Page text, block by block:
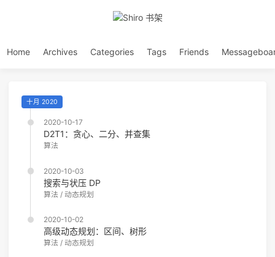
Home Archives Categories Tags Friends
十月 2020
2020-10-17
D2T1：贪心、二分、并查集
算法
2020-10-03
搜索与状压 DP
算法 / 动态规划
2020-10-02
高级动态规划：区间、树形
算法 / 动态规划